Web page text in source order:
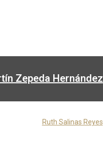
Zepeda Hernández